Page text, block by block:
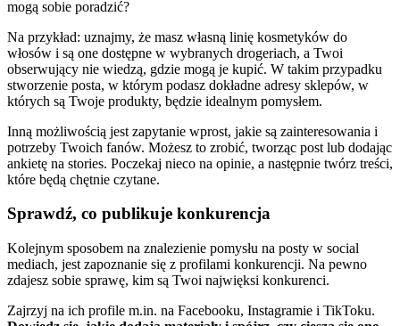
mogą sobie poradzić?
Na przykład: uznajmy, że masz własną linię kosmetyków do
włosów i są one dostępne w wybranych drogeriach, a Twoi
obserwujący nie wiedzą, gdzie mogą je kupić. W takim przypadku
stworzenie posta, w którym podasz dokładne adresy sklepów, w
których są Twoje produkty, będzie idealnym pomysłem.
Inną możliwością jest zapytanie wprost, jakie są zainteresowania i
potrzeby Twoich fanów. Możesz to zrobić, tworząc post lub dodając
ankietę na stories. Poczekaj nieco na opinie, a następnie twórz treści,
które będą chętnie czytane.
Sprawdź, co publikuje konkurencja
Kolejnym sposobem na znalezienie pomysłu na posty w social
mediach, jest zapoznanie się z profilami konkurencji. Na pewno
zdajesz sobie sprawę, kim są Twoi najwięksi konkurenci.
Zajrzyj na ich profile m.in. na Facebooku, Instagramie i TikToku.